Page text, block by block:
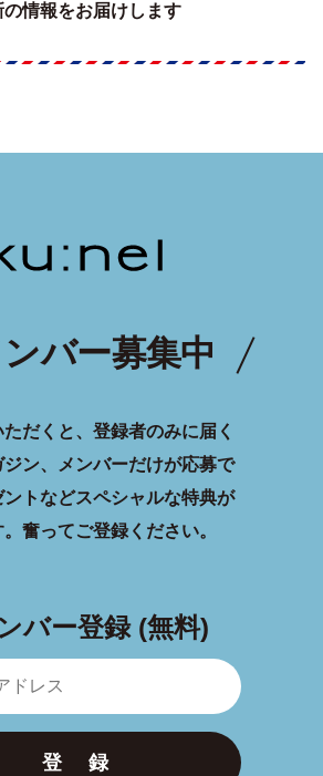
の情報をお届けします
バー募集中
だくと、登録者のみに届く
ジン、メンバーだけが応募で
ントなどスペシャルな特典が
奮ってご登録ください。
バー登録 (無料)
登 録